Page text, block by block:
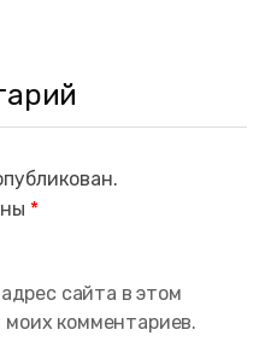
*
сайта в этом
комментариев.